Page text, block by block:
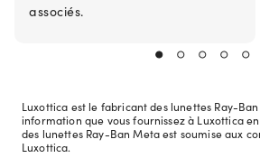
associés.
Luxottica est le fabricant des lunettes Ray-
information que vous fournissez à Luxottica
des lunettes Ray-Ban Meta est soumise aux
Luxottica.